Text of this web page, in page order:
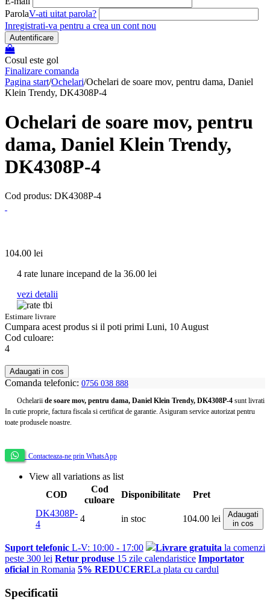
ParolaV-ati uitat parola?
Inregistrati-va pentru a crea un cont nou
Autentificare
Cosul este gol
Finalizare comanda
Pagina start/Ochelari/Ochelari de soare mov, pentru dama, Daniel
Klein Trendy, DK4308P-4
Ochelari de soare mov, pentru
dama, Daniel Klein Trendy,
DK4308P-4
Cod produs: DK4308P-4
104.00 lei
4 rate lunare incepand de la 36.00 lei
vezi detalii
Estimare livrare
Cumpara acest produs si il poti primi Luni, 10 August
Cod culoare:
4
Adaugati in cos
Comanda telefonic: 0756 038 888
Ochelarii de soare mov, pentru dama, Daniel Klein Trendy, DK4308P-4 sunt livrati
In cutie proprie, factura fiscala si certificat de garantie. Asiguram service autorizat pentru
toate produsele noastre.
Contacteaza-ne prin WhatsApp
View all variations as list
COD
Cod
culoare
Disponibilitate
Pret
DK4308P-
4
4 in stoc 104.00 lei
Adaugati
in cos
Suport telefonic L-V: 10:00 - 17:00 Livrare gratuita la comenzi
peste 300 lei Retur produse 15 zile calendaristice Importator
oficial in Romania 5% REDUCERELa plata cu cardul
Specificatii